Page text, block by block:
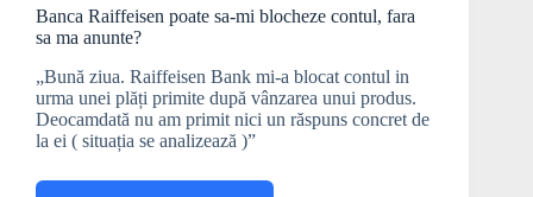
Banca Raiffeisen poate sa-mi blocheze contul, fara
sa ma anunte?
„Bună ziua. Raiffeisen Bank mi-a blocat contul in
urma unei plăți primite după vânzarea unui produs.
Deocamdată nu am primit nici un răspuns concret de
la ei ( situația se analizează )”